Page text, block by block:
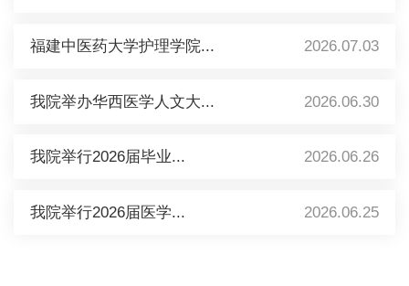
福建中医药大学护理学院... 2026.07.03
我院举办华西医学人文大... 2026.06.30
我院举行2026届毕业... 2026.06.26
我院举行2026届医学... 2026.06.25